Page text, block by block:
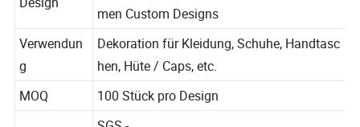
Viele Stock Designs verfügbar; und Willkom
men Custom Designs
Verwendun
g
Dekoration für Kleidung, Schuhe, Handtasc
hen, Hüte / Caps, etc.
MOQ
100 Stück pro Design